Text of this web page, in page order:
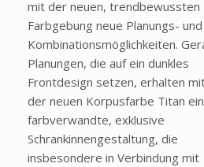
mit der neuen, trendbewussten
Farbgebung neue Planungs- und
Kombinationsmöglichkeiten.
Planungen, die auf ein dunkles
Frontdesign setzen, erhalten
der neuen Korpusfarbe Titan
farbverwandte, exklusive
Schrankinnengestaltung, die
insbesondere in Verbindung mit